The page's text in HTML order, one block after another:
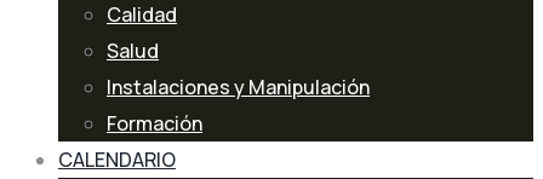
Calidad
Salud
Instalaciones y Manipulación
Formación
CALENDARIO